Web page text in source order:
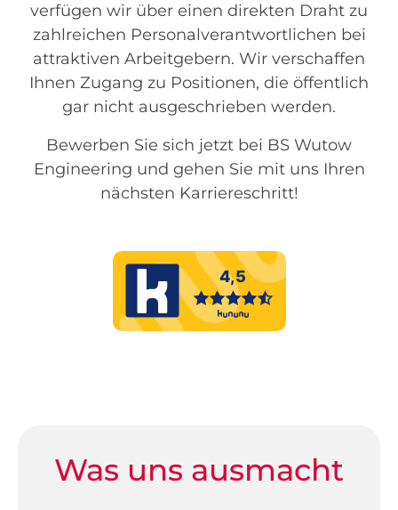
verfügen wir über einen direkten Draht zu
zahlreichen Personalverantwortlichen bei
attraktiven Arbeitgebern. Wir verschaffen
Ihnen Zugang zu Positionen, die öffentlich
gar nicht ausgeschrieben werden.
Bewerben Sie sich jetzt bei BS Wutow
Engineering und gehen Sie mit uns Ihren
nächsten Karriereschritt!
Was uns ausmacht